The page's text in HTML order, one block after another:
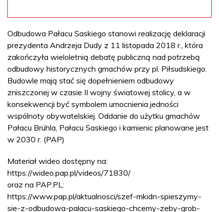
Odbudowa Pałacu Saskiego stanowi realizację deklaracji
prezydenta Andrzeja Dudy z 11 listopada 2018 r., która
zakończyła wieloletnią debatę publiczną nad potrzebą
odbudowy historycznych gmachów przy pl. Piłsudskiego.
Budowle mają stać się dopełnieniem odbudowy
zniszczonej w czasie II wojny światowej stolicy, a w
konsekwencji być symbolem umocnienia jedności
wspólnoty obywatelskiej. Oddanie do użytku gmachów
Pałacu Brühla, Pałacu Saskiego i kamienic planowane jest
w 2030 r. (PAP)
Materiał wideo dostępny na:
https://wideo.pap.pl/videos/71830/
oraz na PAP.PL:
https://www.pap.pl/aktualnosci/szef-mkidn-spieszymy-
sie-z-odbudowa-palacu-saskiego-chcemy-zeby-grob-